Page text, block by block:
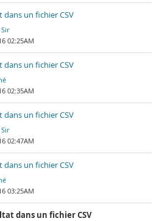
dans un fichier CSV
02:25AM
dans un fichier CSV
02:35AM
dans un fichier CSV
02:47AM
dans un fichier CSV
03:25AM
dans un fichier CSV